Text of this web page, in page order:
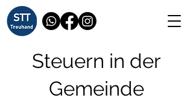
Steuern in der
Gemeinde